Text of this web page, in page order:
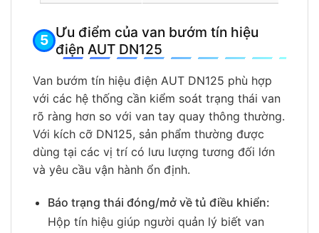
Ưu điểm của van bướm tín hiệu
điện AUT DN125
Van bướm tín hiệu điện AUT DN125 phù hợp
với các hệ thống cần kiểm soát trạng thái van
rõ ràng hơn so với van tay quay thông thường.
Với kích cỡ DN125, sản phẩm thường được
dùng tại các vị trí có lưu lượng tương đối lớn
và yêu cầu vận hành ổn định.
Báo trạng thái đóng/mở về tủ điều khiển:
Hộp tín hiệu giúp người quản lý biết van